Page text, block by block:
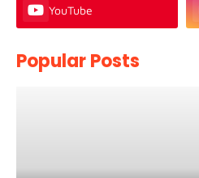
YouTube
Popular Posts